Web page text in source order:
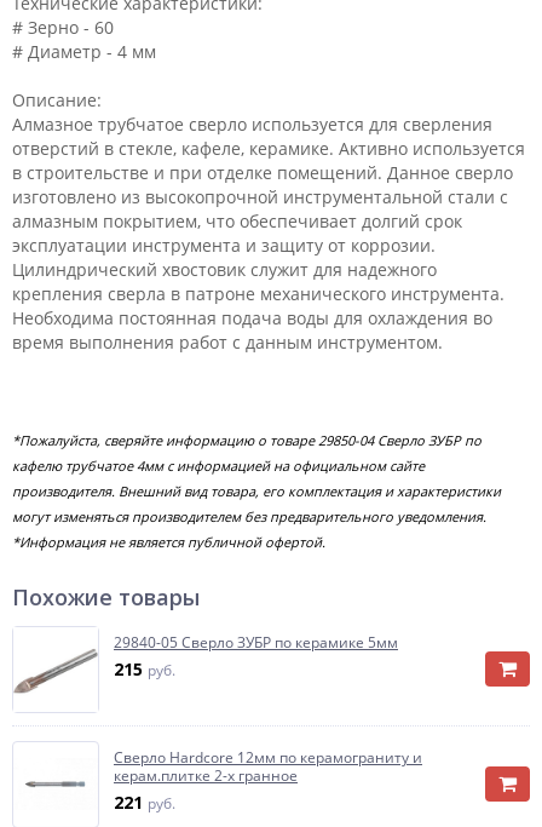
# Зерно - 60
# Диаметр - 4 мм
Описание:
Алмазное трубчатое сверло используется для сверления
отверстий в стекле, кафеле, керамике. Активно используется
в строительстве и при отделке помещений. Данное сверло
изготовлено из высокопрочной инструментальной стали с
алмазным покрытием, что обеспечивает долгий срок
эксплуатации инструмента и защиту от коррозии.
Цилиндрический хвостовик служит для надежного
крепления сверла в патроне механического инструмента.
Необходима постоянная подача воды для охлаждения во
время выполнения работ с данным инструментом.
*Пожалуйста, сверяйте информацию о товаре 29850-04 Сверло ЗУБР по
кафелю трубчатое 4мм с информацией на официальном сайте
производителя. Внешний вид товара, его комплектация и характеристики
могут изменяться производителем без предварительного уведомления.
*Информация не является публичной офертой.
Похожие товары
29840-05 Сверло ЗУБР по керамике 5мм
215 руб.
Сверло Hardcore 12мм по керамограниту и
керам.плитке 2-х гранное
221 руб.